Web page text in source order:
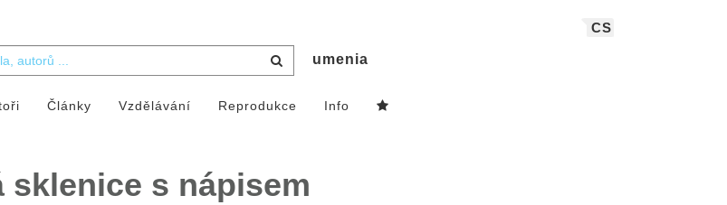
CS
umenia
Články Vzdělávání Reprodukce Info
sklenice s nápisem